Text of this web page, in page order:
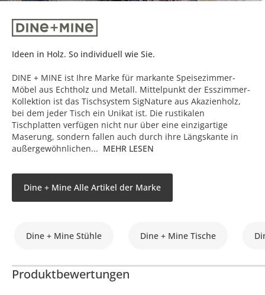
Ideen in Holz. So individuell wie Sie.
DINE + MINE ist Ihre Marke für markante Speisezimmer-
Möbel aus Echtholz und Metall. Mittelpunkt der Esszimmer-
Kollektion ist das Tischsystem SigNature aus Akazienholz,
bei dem jeder Tisch ein Unikat ist. Die rustikalen
Tischplatten verfügen nicht nur über eine einzigartige
Maserung, sondern fallen auch durch ihre Längskante in
außergewöhnlichen... MEHR LESEN
Dine + Mine Alle Artikel der Marke
Dine + Mine Stühle Dine + Mine Tische
Produktbewertungen